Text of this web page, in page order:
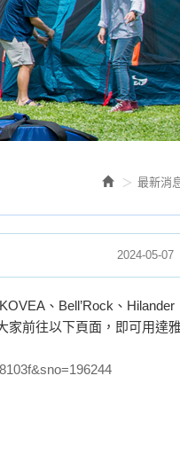
最新消
2024-05-07
、Bell’Rock、Hilander
家前往以下頁面，即可用達